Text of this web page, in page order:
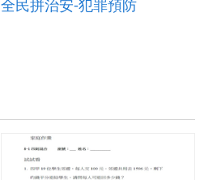
全民拼治安-犯罪預防